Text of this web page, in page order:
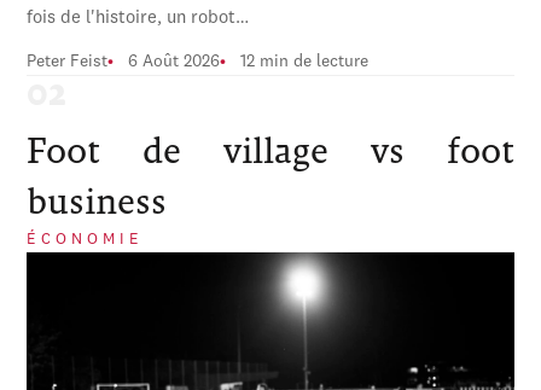
fois de l'histoire, un robot…
Peter Feist 6 Août 2026 12 min de lecture
Foot de village vs foot
business
ÉCONOMIE